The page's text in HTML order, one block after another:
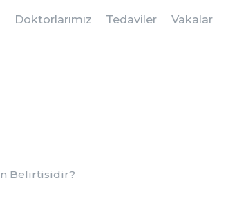
Doktorlarımız Tedaviler Vakalar
TEDAVILER